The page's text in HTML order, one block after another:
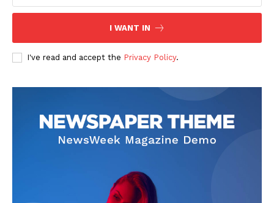
I WANT IN
I've read and accept the Privacy Policy.